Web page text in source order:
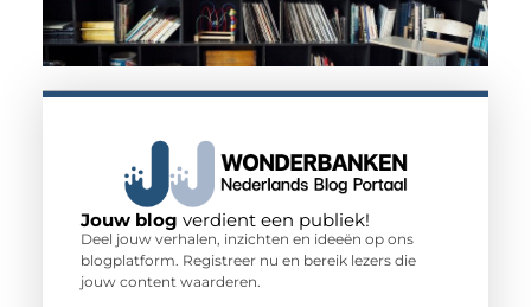
Jouw blog verdient een publiek!
Deel jouw verhalen, inzichten en ideeën op ons
blogplatform. Registreer nu en bereik lezers die
jouw content waarderen.